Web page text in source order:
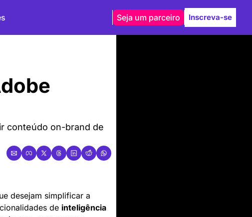
Seja um parceiro Inscreva-se
conteúdo on-brand de
desejam simplificar a
de inteligência